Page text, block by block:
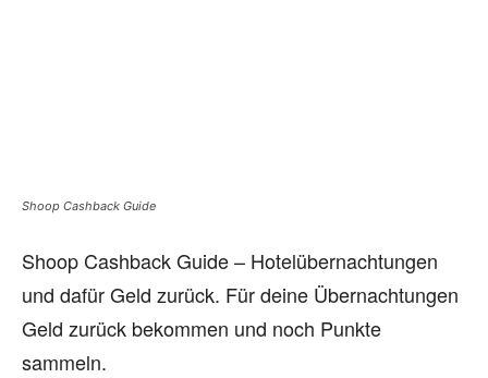
Shoop Cashback Guide
Shoop Cashback Guide – Hotelübernachtungen
und dafür Geld zurück. Für deine Übernachtungen
Geld zurück bekommen und noch Punkte
sammeln.